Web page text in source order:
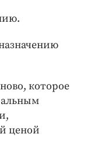
которое
ценой